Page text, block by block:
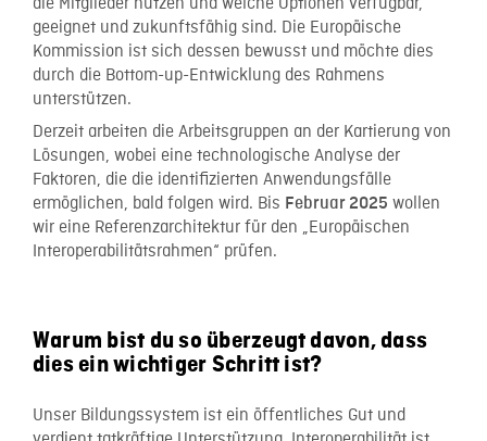
geeignet und zukunftsfähig sind. Die Europäische
Kommission ist sich dessen bewusst und möchte dies
durch die Bottom-up-Entwicklung des Rahmens
unterstützen.
Derzeit arbeiten die Arbeitsgruppen an der Kartierung von
Lösungen, wobei eine technologische Analyse der
Faktoren, die die identifizierten Anwendungsfälle
ermöglichen, bald folgen wird. Bis Februar 2025 wollen
wir eine Referenzarchitektur für den „Europäischen
Interoperabilitätsrahmen“ prüfen.
Warum bist du so überzeugt davon, dass
dies ein wichtiger Schritt ist?
Unser Bildungssystem ist ein öffentliches Gut und